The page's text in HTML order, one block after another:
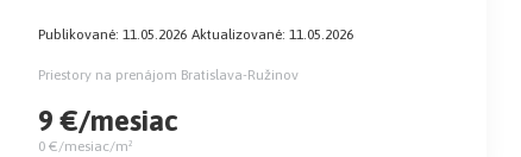
Publikované: 11.05.2026 Aktualizované: 11.05.2026
Priestory na prenájom Bratislava-Ružinov
9 €/mesiac
0 €/mesiac/m²